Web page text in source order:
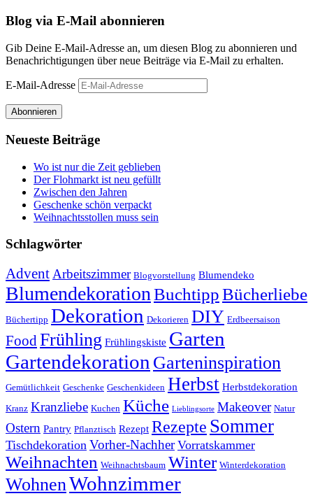
Blog via E-Mail abonnieren
Gib Deine E-Mail-Adresse an, um diesen Blog zu abonnieren und
Benachrichtigungen über neue Beiträge via E-Mail zu erhalten.
E-Mail-Adresse
Abonnieren
Neueste Beiträge
Wo ist nur die Zeit geblieben
Der Flohmarkt ist neu gefüllt
Zwischen den Jahren
Geschenke schön verpackt
Weihnachtsstollen muss sein
Schlagwörter
Advent Arbeitszimmer Blogvorstellung Blumendeko
Blumendekoration BuchtippBücherliebe
Büchertipp Dekoration Dekorieren DIY Erdbeersaison
FoodFrühling Frühlingskiste Garten
Gartendekoration Garteninspiration
Gemütlichkeit Geschenke Geschenkideen Herbst Herbstdekoration
Kranz Kranzliebe Kuchen Küche Lieblingsorte Makeover Natur
Ostern Pantry Pflanztisch Rezept Rezepte Sommer
Tischdekoration Vorher-Nachher Vorratskammer
Weihnachten Weihnachtsbaum Winter Winterdekoration
WohnenWohnzimmer